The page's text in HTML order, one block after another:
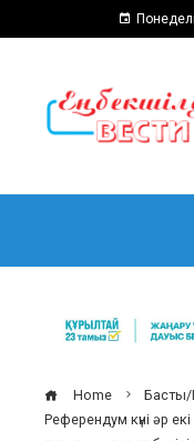
Home
Басты/
Референдум күні әр